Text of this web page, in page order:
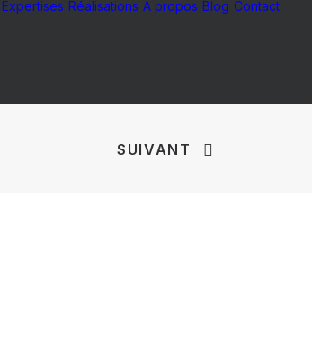
Expertises Réalisations À propos Blog Contact
SUIVANT